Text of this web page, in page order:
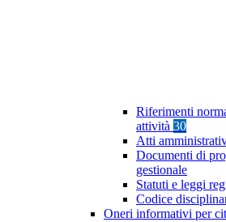
Riferimenti
attività 30
Atti
Documenti di
gestionale
Statuti e leggi
Codice
Oneri informativi per